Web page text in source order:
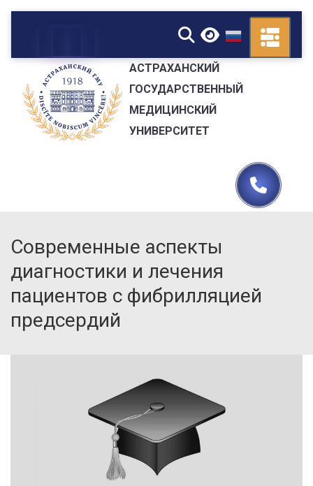
▼
АСТРАХАНСКИЙ
ГОСУДАРСТВЕННЫЙ
МЕДИЦИНСКИЙ
УНИВЕРСИТЕТ
Современные аспекты
диагностики и лечения
пациентов с фибрилляцией
предсердий